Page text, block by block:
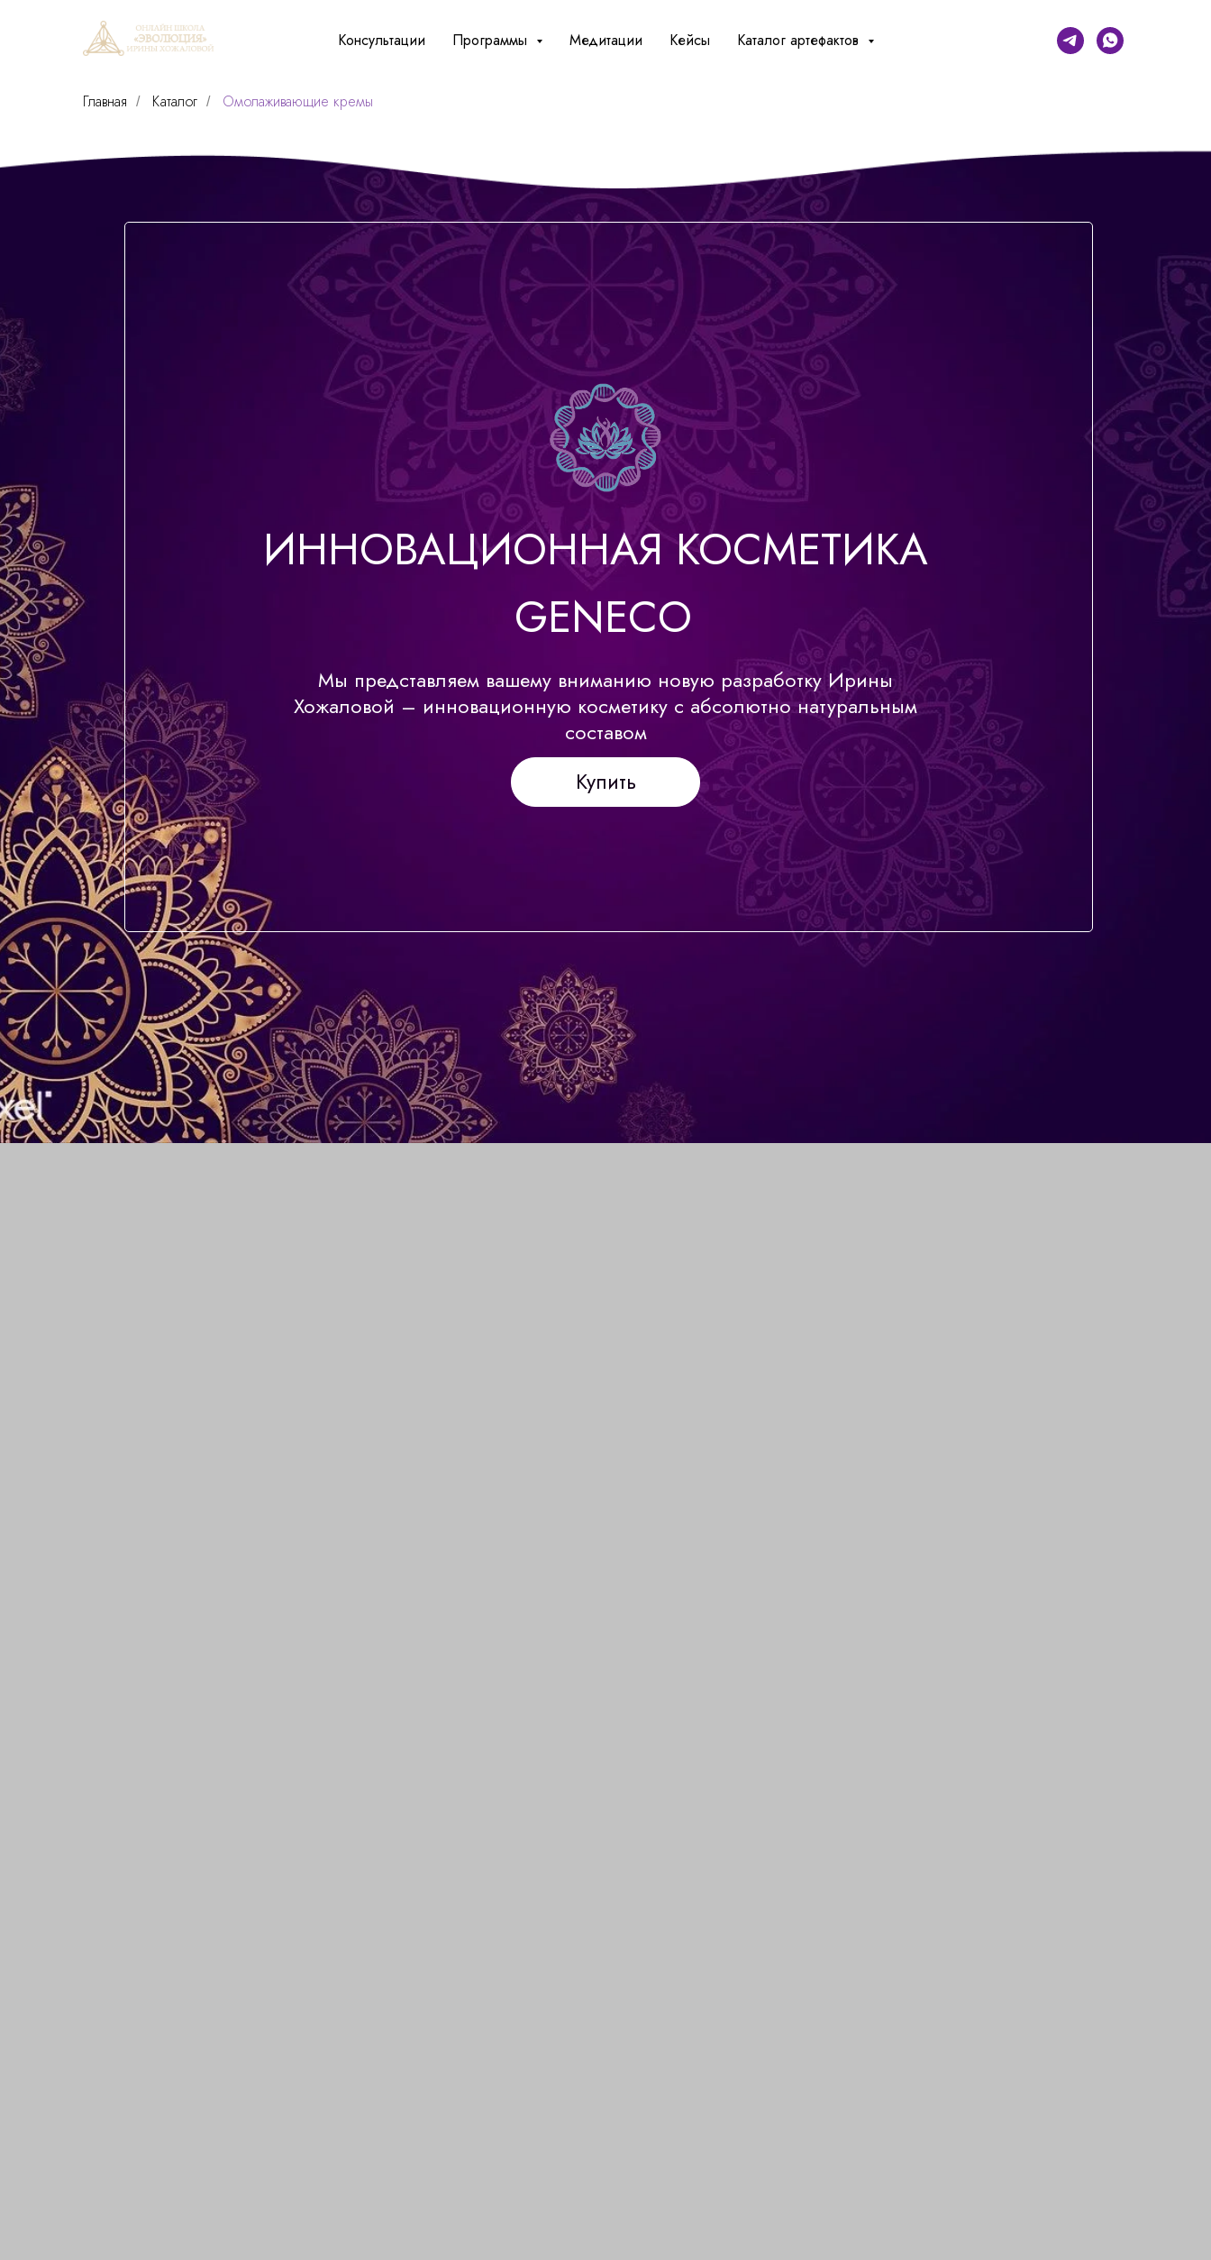
Консультации Программы Медитации Кейсы Каталог артефактов
Главная / Каталог / Омолаживающие кремы
ИННОВАЦИОННАЯ КОСМЕТИКА
Мы представляем вашему вниманию новую разработку Ирины
Хожаловой – инновационную косметику с абсолютно натуральным
составом
Купить
GENECO